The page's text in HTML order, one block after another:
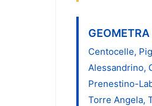
Centocelle,
Alessandrino,
Prenestino-
Torre Angela,